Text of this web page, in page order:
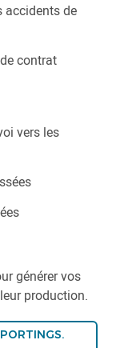
accidents de
contrat
vers les
générer vos
production.